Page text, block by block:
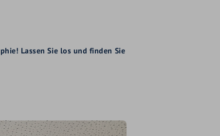
Lassen Sie los und finden Sie